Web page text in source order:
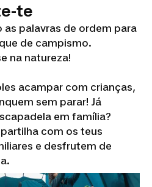
te
as palavras de ordem para
de campismo.
na natureza!
acampar com crianças,
sem parar! Já
em família?
com os teus
e desfrutem de